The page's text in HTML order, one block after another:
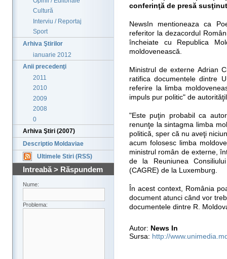
Cultură
Interviu / Reportaj
Sport
Arhiva Ştirilor
ianuarie 2012
Anii precedenţi
2011
2010
2009
2008
0
Arhiva Ştiri (2007)
Descriptio Moldaviae
Ultimele Stiri (RSS)
Intreabă > Răspundem
Nume:
Problema:
conferinţă de presă
NewsIn mentioneaza ca
referitor la dezacordul
încheiate cu Republica
moldovenească.
Ministrul de externe Adrian
ratifica documentele dintre
referire la limba
impuls pur politic" de
"Este puţin probabil ca
renunţe la sintagma limba
politică, sper că nu aveţi
acum folosesc limba
ministrul român de externe,
de la Reuniunea
(CAGRE) de la Luxemburg.
În acest context, România
document atunci când vor
documentele dintre R.
Autor: News In
Sursa: http://